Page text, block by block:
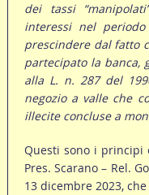
dei tassi
interessi nel
prescindere dal fatto
partecipato la banca,
alla L. n. 287 del
negozio a valle che
illecite concluse a
Questi sono i principi
Pres. Scarano – Rel.
13 dicembre 2023,